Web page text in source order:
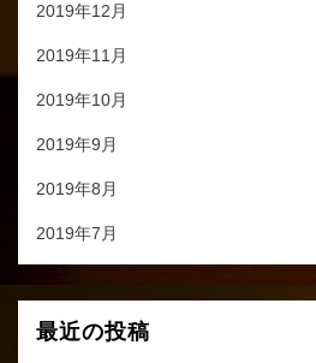
2019年12月
2019年11月
2019年10月
2019年9月
2019年8月
2019年7月
最近の投稿